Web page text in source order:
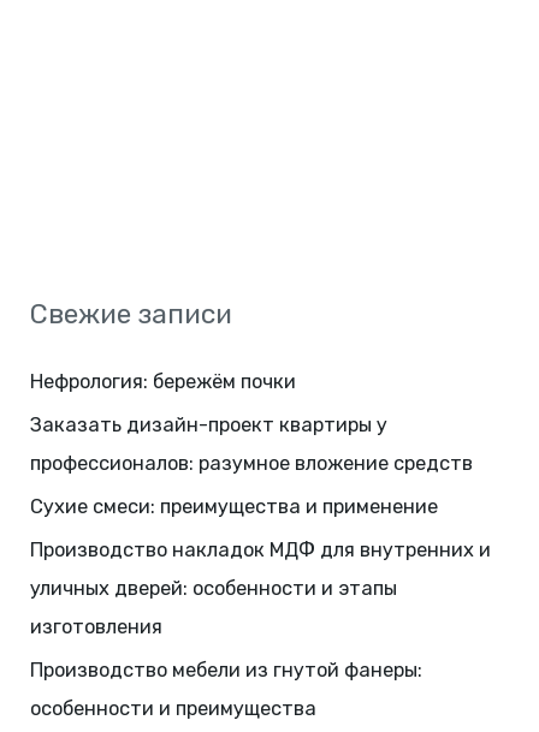
Свежие записи
Нефрология: бережём почки
Заказать дизайн-проект квартиры у
профессионалов: разумное вложение средств
Сухие смеси: преимущества и применение
Производство накладок МДФ для внутренних и
уличных дверей: особенности и этапы
изготовления
Производство мебели из гнутой фанеры:
особенности и преимущества